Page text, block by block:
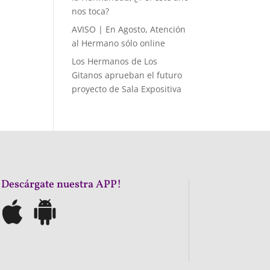
nos toca?
AVISO | En Agosto, Atención
al Hermano sólo online
Los Hermanos de Los
Gitanos aprueban el futuro
proyecto de Sala Expositiva
nuestra APP!